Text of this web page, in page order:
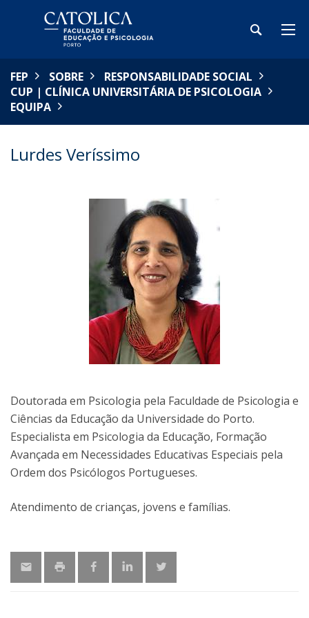
FEP SOBRE
RESPONSABILIDADE SOCIAL
CUP | CLÍNICA UNIVERSITÁRIA DE PSICOLOGIA
EQUIPA
Lurdes Veríssimo
Doutorada em Psicologia pela Faculdade de Psicologia e
Ciências da Educação da Universidade do Porto.
Especialista em Psicologia da Educação, Formação
Avançada em Necessidades Educativas Especiais pela
Ordem dos Psicólogos Portugueses.
Atendimento de crianças, jovens e famílias.